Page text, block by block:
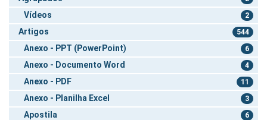
Vídeos 2
Artigos 544
Anexo - PPT (PowerPoint) 6
Anexo - Documento Word 4
Anexo - PDF 11
Anexo - Planilha Excel 3
Apostila 6